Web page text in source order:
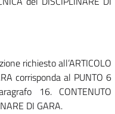
richiesto all’ARTICOLO
corrisponda al PUNTO 6
16. CONTENUTO
DI GARA.